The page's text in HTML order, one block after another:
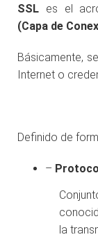
SSL es el
(Capa de
Básicamente,
Internet o
Definido de
–
la